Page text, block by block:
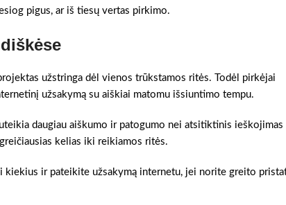
pigus, ar iš tiesų vertas pirkimo.
užstringa dėl vienos trūkstamos ritės. Todėl pirkėjai
užsakymą su aiškiai matomu išsiuntimo tempu.
daugiau aiškumo ir patogumo nei atsitiktinis ieškojimas
kelias iki reikiamos ritės.
kiekius ir pateikite užsakymą internetu, jei norite greito